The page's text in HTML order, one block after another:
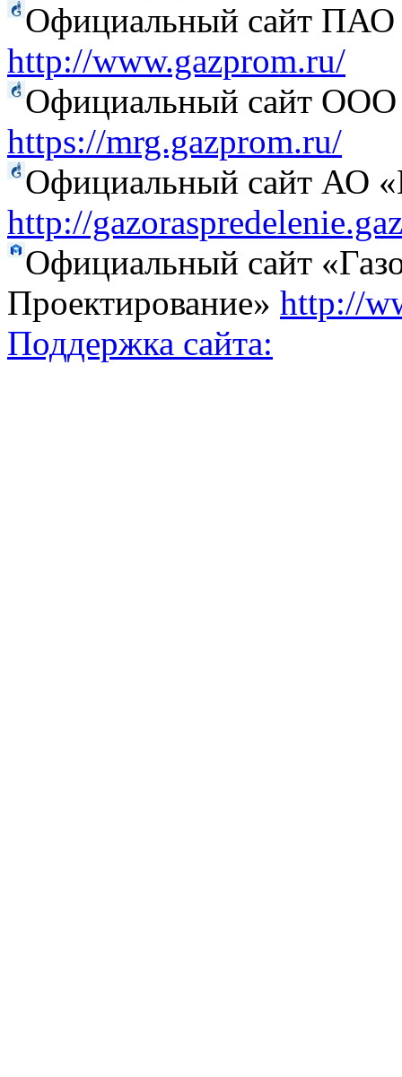
Официальный сайт ПАО
http://www.gazprom.ru/
Официальный сайт ООО
https://mrg.gazprom.ru/
Официальный сайт АО
http://
Официальный сайт
Проектирование» http://
Поддержка сайта: